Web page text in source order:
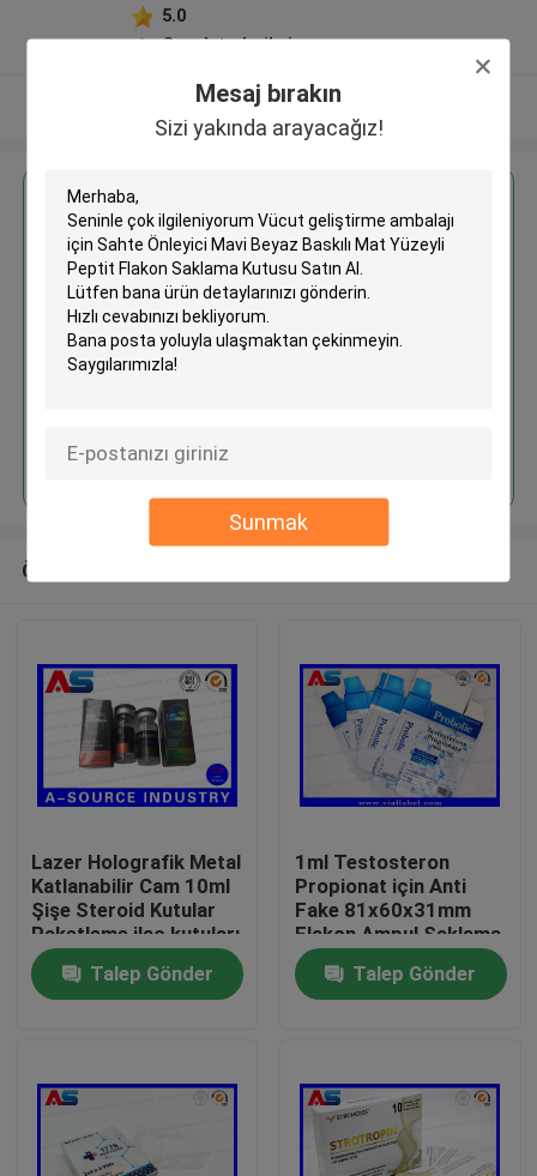
Mesaj bırakın
Sizi yakında arayacağız!
Sunmak
Ürünler
Hakkımızda
5.0
Onaylı tedarikçi
Daha fazla göster
Vücut geliştirme ambalajı için
Sahte Önleyici Mavi Beyaz Baskılı
Mat Yüzeyli Peptit Flakon
Saklama Kutusu Satın Al
Devam et
Önerilen Ürünler
Lazer Holografik Metal
Katlanabilir Cam 10ml
Şişe Steroid Kutular
Paketleme ilaç kutuları
etiket
Talep Gönder
1ml Testosteron
Propionat için Anti
Fake 81x60x31mm
Flakon Ampul Saklama
Kutusu
Talep Gönder